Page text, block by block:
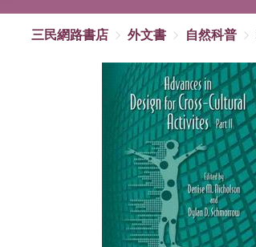
三民網路書店 外文書 自然科普